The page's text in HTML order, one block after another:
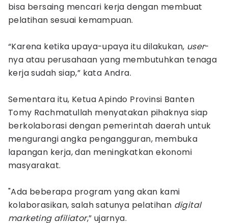
bisa bersaing mencari kerja dengan membuat
pelatihan sesuai kemampuan.
“Karena ketika upaya-upaya itu dilakukan, user-
nya atau perusahaan yang membutuhkan tenaga
kerja sudah siap,” kata Andra.
Sementara itu, Ketua Apindo Provinsi Banten
Tomy Rachmatullah menyatakan pihaknya siap
berkolaborasi dengan pemerintah daerah untuk
mengurangi angka pengangguran, membuka
lapangan kerja, dan meningkatkan ekonomi
masyarakat.
"Ada beberapa program yang akan kami
kolaborasikan, salah satunya pelatihan digital
marketing afiliator,” ujarnya.